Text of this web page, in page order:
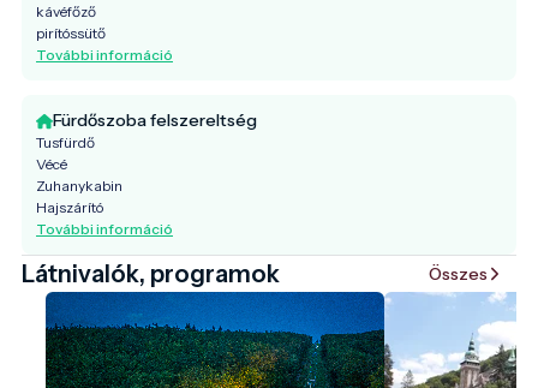
kávéfőző
pirítóssütő
További információ
Fürdőszoba felszereltség
Tusfürdő
Vécé
Zuhanykabin
Hajszárító
További információ
Látnivalók, programok Összes